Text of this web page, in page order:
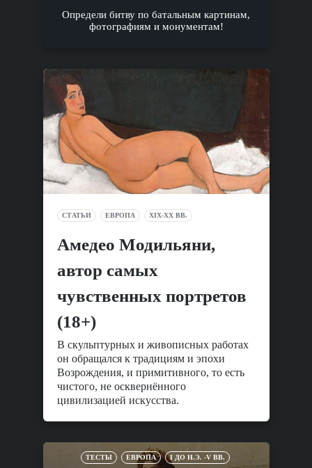
Определи битву по батальным картинам,
фотографиям и монументам!
СТАТЬИ ЕВРОПА XIX-XX ВВ.
Амедео Модильяни,
автор самых
чувственных портретов
(18+)
В скульптурных и живописных работах
он обращался к традициям и эпохи
Возрождения, и примитивного, то есть
чистого, не осквернённого
цивилизацией искусства.
ТЕСТЫ ЕВРОПА I ДО Н.Э. -V ВВ.